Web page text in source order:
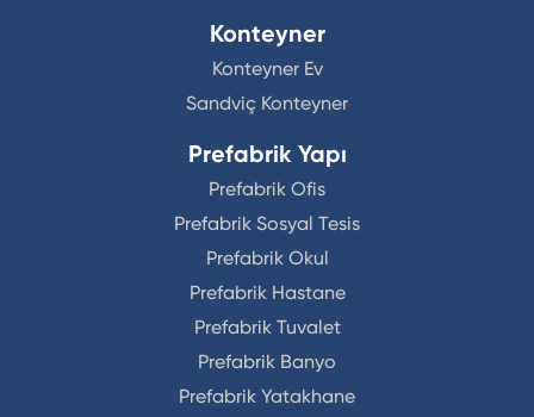
Konteyner
Konteyner Ev
Sandviç Konteyner
Prefabrik Yapı
Prefabrik Ofis
Prefabrik Sosyal Tesis
Prefabrik Okul
Prefabrik Hastane
Prefabrik Tuvalet
Prefabrik Banyo
Prefabrik Yatakhane